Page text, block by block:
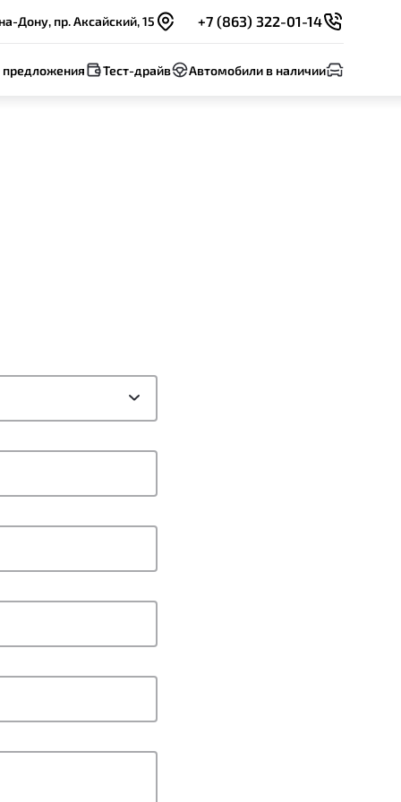
Дону, пр. Аксайский, 15 +7 (863) 322-01-14
Тест-драйв Автомобили в наличии